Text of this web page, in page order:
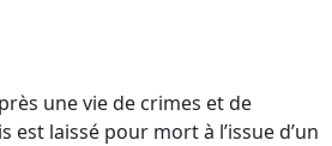
une vie de crimes et de
est laissé pour mort à l’issue d’un